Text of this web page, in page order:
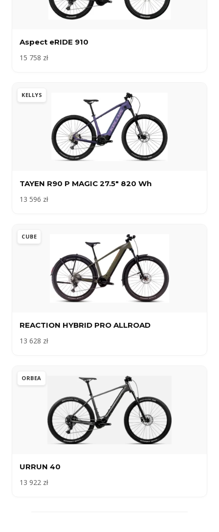
Aspect eRIDE 910
15 758 zł
KELLYS
TAYEN R90 P MAGIC 27.5″ 820 Wh
13 596 zł
CUBE
REACTION HYBRID PRO ALLROAD
13 628 zł
ORBEA
URRUN 40
13 922 zł